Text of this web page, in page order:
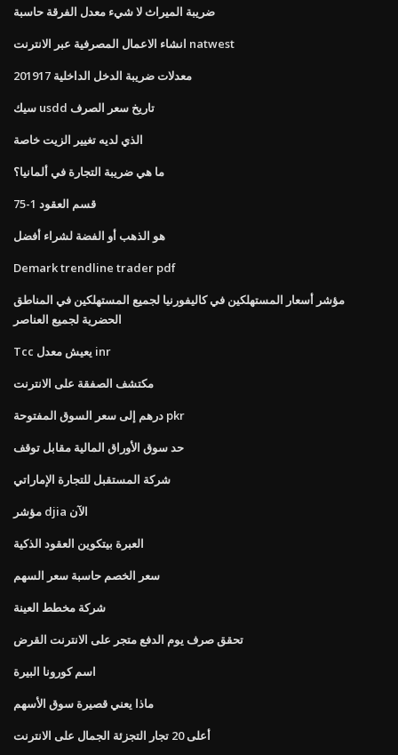
ضريبة الميراث لا شيء معدل الفرقة حاسبة
انشاء الاعمال المصرفية عبر الانترنت natwest
معدلات ضريبة الدخل الداخلية 201917
سيك usdd تاريخ سعر الصرف
الذي لديه تغيير الزيت خاصة
ما هي ضريبة التجارة في ألمانيا؟
قسم العقود 1-75
هو الذهب أو الفضة لشراء أفضل
Demark trendline trader pdf
مؤشر أسعار المستهلكين في كاليفورنيا لجميع المستهلكين في المناطق
الحضرية لجميع العناصر
Tcc يعيش معدل inr
مكتشف الصفقة على الانترنت
درهم إلى سعر السوق المفتوحة pkr
حد سوق الأوراق المالية مقابل توقف
شركة المستقبل للتجارة الإماراتي
مؤشر djia الآن
العبرة بيتكوين العقود الذكية
سعر الخصم حاسبة سعر السهم
شركة مخطط العينة
تحقق صرف يوم الدفع متجر على الانترنت القرض
اسم كورونا البيرة
ماذا يعني قصيرة سوق الأسهم
أعلى 20 تجار التجزئة الجمال على الانترنت